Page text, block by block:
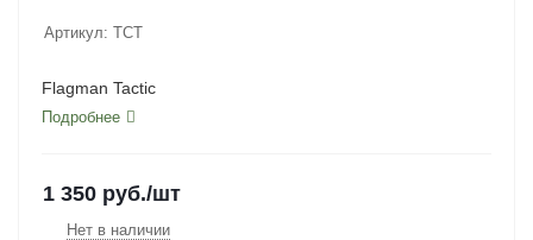
Артикул: TCT
Flagman Tactic
Подробнее
1 350 руб./шт
Нет в наличии